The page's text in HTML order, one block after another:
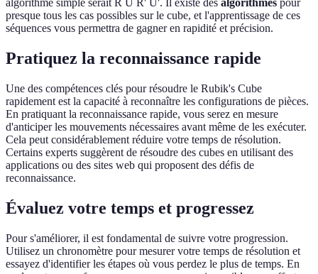
algorithme simple serait R U R' U'. Il existe des algorithmes pour
presque tous les cas possibles sur le cube, et l'apprentissage de ces
séquences vous permettra de gagner en rapidité et précision.
Pratiquez la reconnaissance rapide
Une des compétences clés pour résoudre le Rubik's Cube
rapidement est la capacité à reconnaître les configurations de pièces.
En pratiquant la reconnaissance rapide, vous serez en mesure
d'anticiper les mouvements nécessaires avant même de les exécuter.
Cela peut considérablement réduire votre temps de résolution.
Certains experts suggèrent de résoudre des cubes en utilisant des
applications ou des sites web qui proposent des défis de
reconnaissance.
Évaluez votre temps et progressez
Pour s'améliorer, il est fondamental de suivre votre progression.
Utilisez un chronomètre pour mesurer votre temps de résolution et
essayez d'identifier les étapes où vous perdez le plus de temps. En